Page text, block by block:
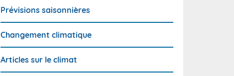
Prévisions saisonnières
Changement climatique
Articles sur le climat